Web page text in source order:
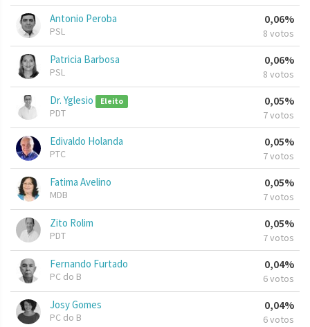
Antonio Peroba
PSL
0,06%
8 votos
Patricia Barbosa
PSL
0,06%
8 votos
Dr. Yglesio Eleito
PDT
0,05%
7 votos
Edivaldo Holanda
PTC
0,05%
7 votos
Fatima Avelino
MDB
0,05%
7 votos
Zito Rolim
PDT
0,05%
7 votos
Fernando Furtado
PC do B
0,04%
6 votos
Josy Gomes
PC do B
0,04%
6 votos